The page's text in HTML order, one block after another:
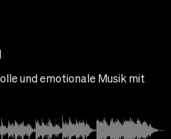
und emotionale Musik mit